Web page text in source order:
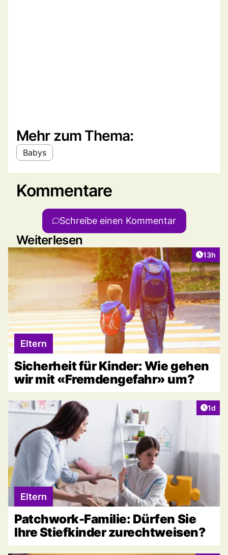
Mehr zum Thema:
Babys
Kommentare
Schreibe einen Kommentar
Weiterlesen
Artikel
13h
Eltern
Sicherheit für Kinder: Wie gehen
wir mit «Fremdengefahr» um?
1d
Eltern
Patchwork-Familie: Dürfen Sie
Ihre Stiefkinder zurechtweisen?